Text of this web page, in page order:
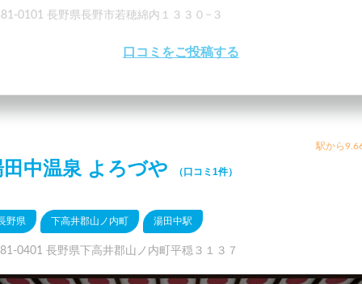
0101 長野県長野市若穂綿内１３３０−３
口コミをご投稿する
駅から
田中温泉 よろづや （口コミ1件）
野県 下高井郡山ノ内町 湯田中駅
0401 長野県下高井郡山ノ内町平穏３１３７